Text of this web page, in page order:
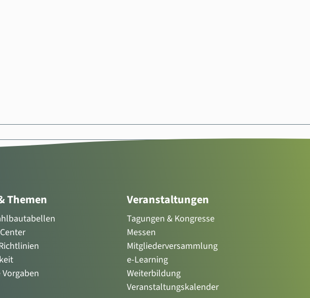
Themen Veranstaltungen
Tagungen & Kongresse
Messen
Mitgliederversammlung
e-Learning
Weiterbildung
Veranstaltungskalender